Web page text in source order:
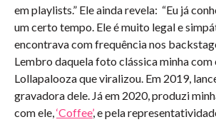
em playlists.” Ele ainda revela: “Eu já
um certo tempo. Ele é muito legal e
encontrava com frequência nos
Lembro daquela foto clássica minha com
Lollapalooza que viralizou. Em 2019,
gravadora dele. Já em 2020, produzi
com ele,‘Coffee’, e pela